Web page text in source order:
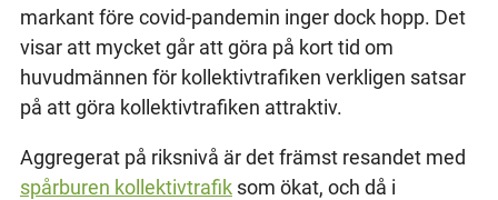
markant före covid-pandemin inger dock hopp. Det
visar att mycket går att göra på kort tid om
huvudmännen för kollektivtrafiken verkligen satsar
på att göra kollektivtrafiken attraktiv.
Aggregerat på riksnivå är det främst resandet med
spårburen kollektivtrafiksom ökat, och då i